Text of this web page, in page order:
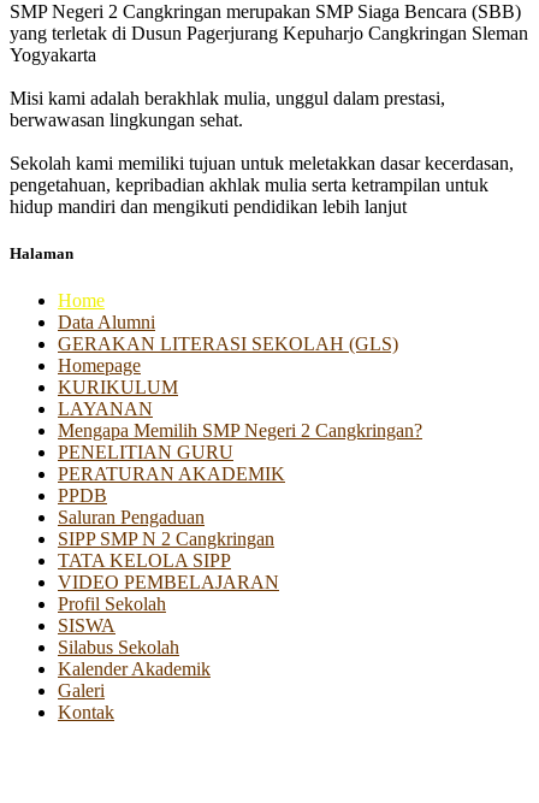
SMP Negeri 2 Cangkringan merupakan SMP Siaga Bencara (SBB)
yang terletak di Dusun Pagerjurang Kepuharjo Cangkringan Sleman
Yogyakarta
Misi kami adalah berakhlak mulia, unggul dalam prestasi,
berwawasan lingkungan sehat.
Sekolah kami memiliki tujuan untuk meletakkan dasar kecerdasan,
pengetahuan, kepribadian akhlak mulia serta ketrampilan untuk
hidup mandiri dan mengikuti pendidikan lebih lanjut
Halaman
Home
Data Alumni
GERAKAN LITERASI SEKOLAH (GLS)
Homepage
KURIKULUM
LAYANAN
Mengapa Memilih SMP Negeri 2 Cangkringan?
PENELITIAN GURU
PERATURAN AKADEMIK
PPDB
Saluran Pengaduan
SIPP SMP N 2 Cangkringan
TATA KELOLA SIPP
VIDEO PEMBELAJARAN
Profil Sekolah
SISWA
Silabus Sekolah
Kalender Akademik
Galeri
Kontak